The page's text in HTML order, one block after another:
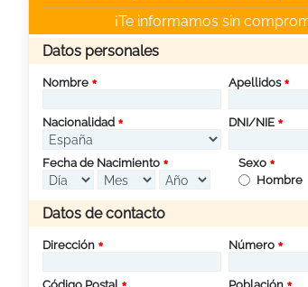
¡Te informamos sin
Datos personales
Nombre Apellidos
Nacionalidad DNI/NIE
Fecha de Nacimiento
Sexo
Hombre
Datos de contacto
Dirección Número